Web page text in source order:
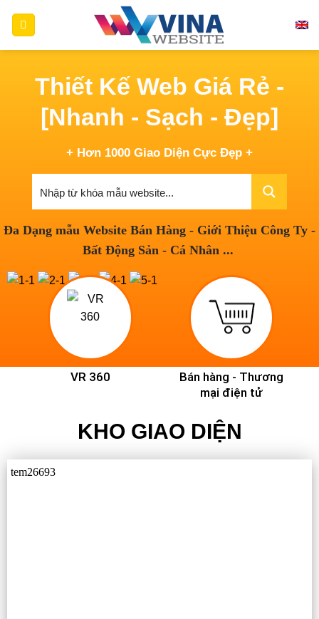
Thiết Kế Web Giá Rẻ -
[Nhanh - Sạch - Đẹp]
+ Hơn 1000 Giao Diện Cực Đẹp +
Đa Dạng mẫu Website Bán Hàng - Giới Thiệu Công Ty -
Bất Động Sản - Cá Nhân ...
VR 360
Bán hàng - Thương
mại điện tử
KHO GIAO DIỆN